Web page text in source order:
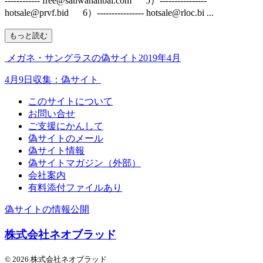
hotsale@prvf.bid 6）---------------- hotsale@rloc.bi ...
もっと読む
メガネ・サングラスの偽サイト2019年4月
4月9日収集：偽サイト
このサイトについて
お問い合せ
ご支援にかんして
偽サイトのメール
偽サイト情報
偽サイトマガジン（外部）
会社案内
有料添付ファイルあり
偽サイトの情報公開
株式会社ネオブラッド
© 2026 株式会社ネオブラッド